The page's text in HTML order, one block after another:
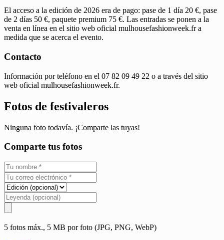
El acceso a la edición de 2026 era de pago: pase de 1 día 20 €, pase
de 2 días 50 €, paquete premium 75 €. Las entradas se ponen a la
venta en línea en el sitio web oficial mulhousefashionweek.fr a
medida que se acerca el evento.
Contacto
Información por teléfono en el 07 82 09 49 22 o a través del sitio
web oficial mulhousefashionweek.fr.
Fotos de festivaleros
Ninguna foto todavía. ¡Comparte las tuyas!
Comparte tus fotos
5 fotos máx., 5 MB por foto (JPG, PNG, WebP)